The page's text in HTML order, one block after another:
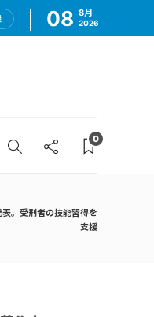
08 8月
2026
0
。受刑者の技能習得を
支援